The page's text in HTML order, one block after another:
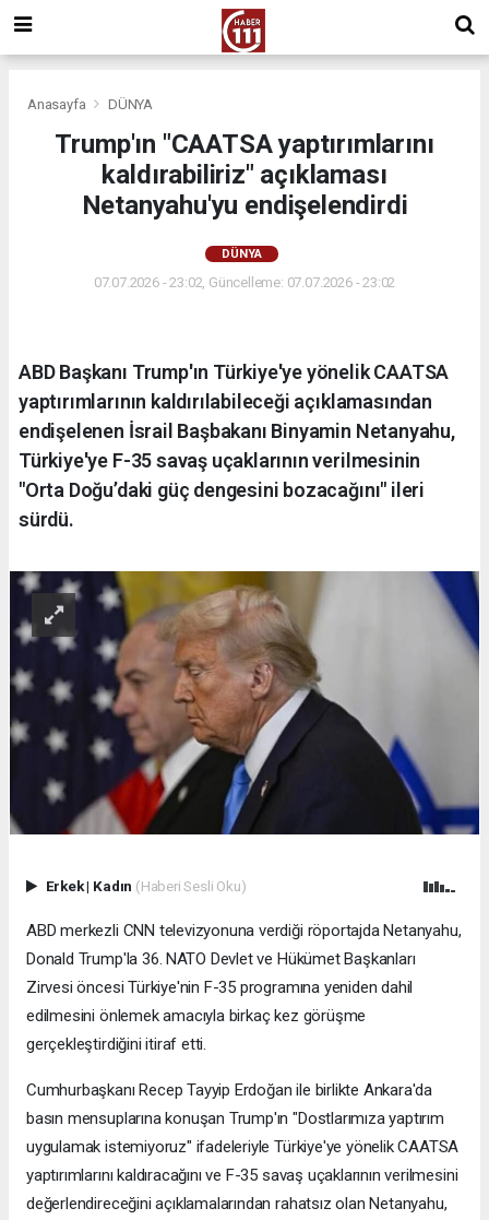
Anasayfa DÜNYA
Trump'ın "CAATSA yaptırımlarını
kaldırabiliriz" açıklaması
Netanyahu'yu endişelendirdi
DÜNYA
07.07.2026 - 23:02, Güncelleme: 07.07.2026 - 23:02
ABD Başkanı Trump'ın Türkiye'ye yönelik CAATSA
yaptırımlarının kaldırılabileceği açıklamasından
endişelenen İsrail Başbakanı Binyamin Netanyahu,
Türkiye'ye F-35 savaş uçaklarının verilmesinin
"Orta Doğu’daki güç dengesini bozacağını" ileri
sürdü.
Erkek| Kadın (Haberi Sesli Oku)
ABD merkezli CNN televizyonuna verdiği röportajda Netanyahu,
Donald Trump'la 36.⁠ ⁠NATO Devlet ve Hükümet Başkanları
Zirvesi öncesi Türkiye'nin F-35 programına yeniden dahil
edilmesini önlemek amacıyla birkaç kez görüşme
gerçekleştirdiğini itiraf etti.
Cumhurbaşkanı Recep Tayyip Erdoğan ile birlikte Ankara'da
basın mensuplarına konuşan Trump'ın "Dostlarımıza yaptırım
uygulamak istemiyoruz" ifadeleriyle Türkiye'ye yönelik CAATSA
yaptırımlarını kaldıracağını ve F-35 savaş uçaklarının verilmesini
değerlendireceğini açıklamalarından rahatsız olan Netanyahu,